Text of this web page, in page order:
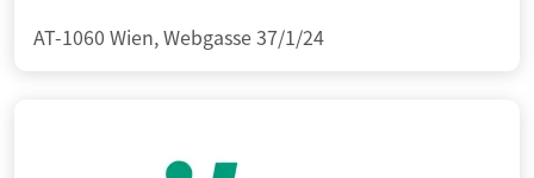
AT-1060 Wien, Webgasse 37/1/24